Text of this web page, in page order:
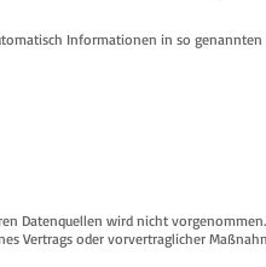
Informationen in so
Datenquellen wird nicht
Vertrags oder vorvertraglicher